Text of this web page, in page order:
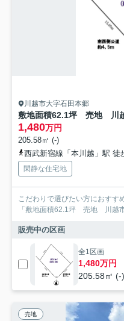
川越市大字石田本郷
敷地面積62.1坪 売地 川
1,480万円
205.58㎡ (-)
西武新宿線「本川越」駅 徒
閑静な住宅地
こだわりで選びたい方におすす
「敷地面積62.1坪 売地 川越
販売中の区画
全1区画
1,480万円
205.58㎡ (-)
売地